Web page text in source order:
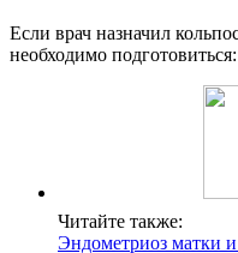
Если врач назначил
необходимо подготовиться:
Читайте также:
Эндометриоз матки